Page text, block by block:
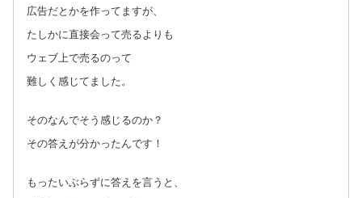
広告だとかを作ってますが、
たしかに直接会って売るよりも
ウェブ上で売るのって
難しく感じてました。
そのなんでそう感じるのか？
その答えが分かったんです！
もったいぶらずに答えを言うと、